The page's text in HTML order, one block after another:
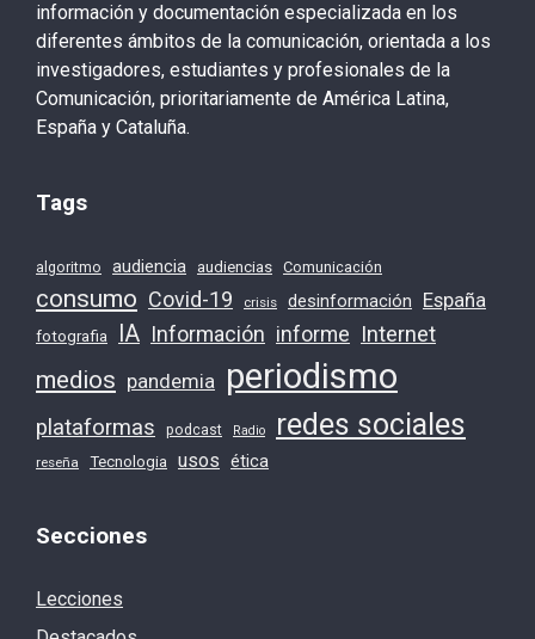
información y documentación especializada en los
diferentes ámbitos de la comunicación, orientada a los
investigadores, estudiantes y profesionales de la
Comunicación, prioritariamente de América Latina,
España y Cataluña.
Tags
algoritmo audiencia audiencias Comunicación
consumo Covid-19 crisis desinformación España
fotografia IA Información informe Internet
medios pandemia periodismo
plataformas podcast Radio redes sociales
reseña Tecnologia usos ética
Secciones
Lecciones